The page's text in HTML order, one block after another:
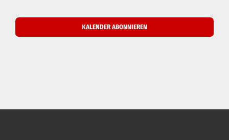
KALENDER ABONNIEREN